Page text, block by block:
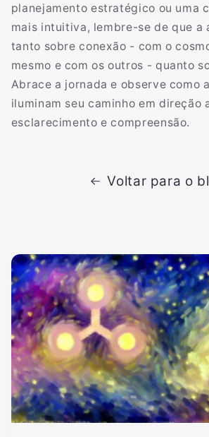
planejamento estratégico ou uma
mais intuitiva, lembre-se de que a
tanto sobre conexão - com o
mesmo e com os outros - quanto
Abrace a jornada e observe como
iluminam seu caminho em direção
esclarecimento e compreensão.
Voltar para o